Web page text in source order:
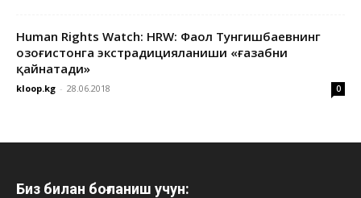
Human Rights Watch: HRW: Фаол Тунгишбаевнинг
Қозоғистонга экстрадицияланиши «ғазабни
қайнатади»
kloop.kg - 28.06.2018 0
Биз билан боғланиш учун: